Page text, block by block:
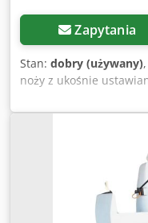
Zapytania
Stan: dobry (używany)
noży z ukośnie
mm. Maksymalna
mm. Dkodpfxozczlrj Ad